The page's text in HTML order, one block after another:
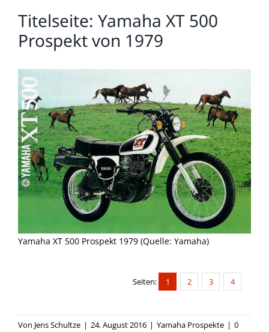
Titelseite: Yamaha XT 500
Prospekt von 1979
Yamaha XT 500 Prospekt 1979 (Quelle: Yamaha)
Seiten: 1 2 3 4
Von Jens Schultze | 24. August 2016 | Yamaha Prospekte | 0